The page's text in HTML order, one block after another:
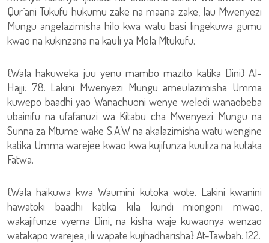
Qur`ani Tukufu hukumu zake na maana zake, lau Mwenyezi
Mungu angelazimisha hilo kwa watu basi lingekuwa gumu
kwao na kukinzana na kauli ya Mola Mtukufu:
{Wala hakuweka juu yenu mambo mazito katika Dini} Al-
Hajji: 78. Lakini Mwenyezi Mungu ameulazimisha Umma
kuwepo baadhi yao Wanachuoni wenye weledi wanaobeba
ubainifu na ufafanuzi wa Kitabu cha Mwenyezi Mungu na
Sunna za Mtume wake S.A.W na akalazimisha watu wengine
katika Umma warejee kwao kwa kujifunza kuuliza na kutaka
Fatwa.
{Wala haikuwa kwa Waumini kutoka wote. Lakini kwanini
hawatoki baadhi katika kila kundi miongoni mwao,
wakajifunze vyema Dini, na kisha waje kuwaonya wenzao
watakapo warejea, ili wapate kujihadharisha} At-Tawbah: 122.